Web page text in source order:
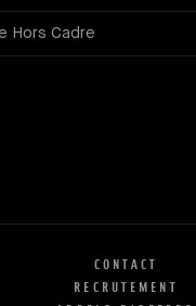
Hors Cadre
CONTACT
RECRUTEMENT